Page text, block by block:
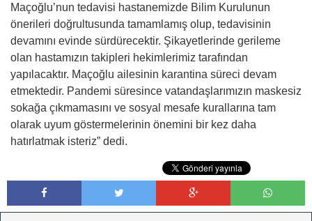
Maçoğlu’nun tedavisi hastanemizde Bilim Kurulunun
önerileri doğrultusunda tamamlamış olup, tedavisinin
devamını evinde sürdürecektir. Şikayetlerinde gerileme
olan hastamızın takipleri hekimlerimiz tarafından
yapılacaktır. Maçoğlu ailesinin karantina süreci devam
etmektedir. Pandemi süresince vatandaşlarımızın maskesiz
sokağa çıkmamasını ve sosyal mesafe kurallarına tam
olarak uyum göstermelerinin önemini bir kez daha
hatırlatmak isteriz” dedi.